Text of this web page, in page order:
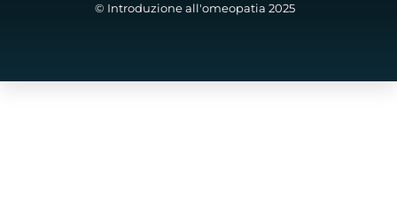
© Introduzione all'omeopatia 2025